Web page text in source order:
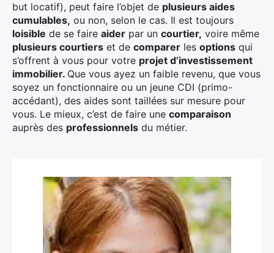
but locatif), peut faire l’objet de plusieurs aides
cumulables, ou non, selon le cas. Il est toujours
loisible de se faire aider par un courtier, voire même
plusieurs courtiers et de comparer les options qui
s’offrent à vous pour votre projet d’investissement
immobilier. Que vous ayez un faible revenu, que vous
soyez un fonctionnaire ou un jeune CDI (primo-
accédant), des aides sont taillées sur mesure pour
vous. Le mieux, c’est de faire une comparaison
auprès des professionnels du métier.